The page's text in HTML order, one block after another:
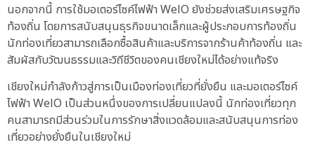
นอกจากนี้ การใช้มอเตอร์ไซค์ไฟฟ้า WelO ยังช่วยส่งเสริมเศรษฐกิจ
ท้องถิ่น โดยการสนับสนุนธุรกิจขนาดเล็กและผู้ประกอบการท้องถิ่น
นักท่องเที่ยวสามารถเลือกซื้อสินค้าและบริการจากร้านค้าท้องถิ่น และ
สัมผัสกับวัฒนธรรมและวิถีชีวิตของคนเชียงใหม่ได้อย่างแท้จริง
เชียงใหม่กำลังก้าวสู่การเป็นเมืองท่องเที่ยวที่ยั่งยืน และมอเตอร์ไซค์
ไฟฟ้า WelO เป็นส่วนหนึ่งของการเปลี่ยนแปลงนี้ นักท่องเที่ยวทุก
คนสามารถมีส่วนร่วมในการรักษาสิ่งแวดล้อมและสนับสนุนการท่อง
เที่ยวอย่างยั่งยืนในเชียงใหม่